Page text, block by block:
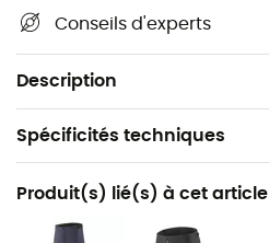
Conseils d'experts
Description
Spécificités techniques
Recommandé pour
Produit(s) lié(s) à cet article